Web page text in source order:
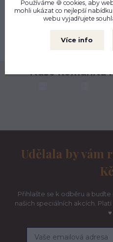
Kamenná prodejna
Liberec
Možnost výměny
Naše komunita
Udělala by vám
Přihlašte se k odběru a
našich speciálních akcích.
♥
Používáme 🍪 cookies, aby
mohli ukázat co nejlepší nabídku
webu vyjadřujete
Více info